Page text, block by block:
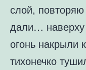
слой,
дали… наверху
огонь накрыли
тихонечко